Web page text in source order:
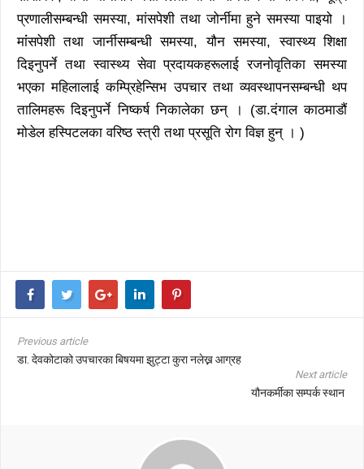
प्रणालीसम्बन्धी समस्या, मांसपेशी तथा जोर्नीमा हुने समस्या पाइयो ।
मांंसपेशी तथा जार्नीसम्बन्धी समस्या, यौन समस्या, स्वास्थ्य शिक्षा
दिइनुपर्ने तथा स्वास्थ्य सेवा प्रदायकहरूलाई रजनोवृतिका समस्या
भएका महिलालाई कम्प्रिहेन्सिभ उपचार तथा व्यवस्थापनसम्बन्धी थप
तालिमहरू दिइनुपर्ने निष्कर्ष निकालेका छन् । (डा.दंगाल काठमाडौं
मोडेल हस्पिटलका वरिष्ठ स्त्री तथा प्रसूति रोग विज्ञ हुन् । )
Previous article
डा. देवकोटाको उपचारका बिषयमा झुट्टा कुरा नलेख्न आग्रह
Next article
यौनकर्मीका सम्पर्क स्थान